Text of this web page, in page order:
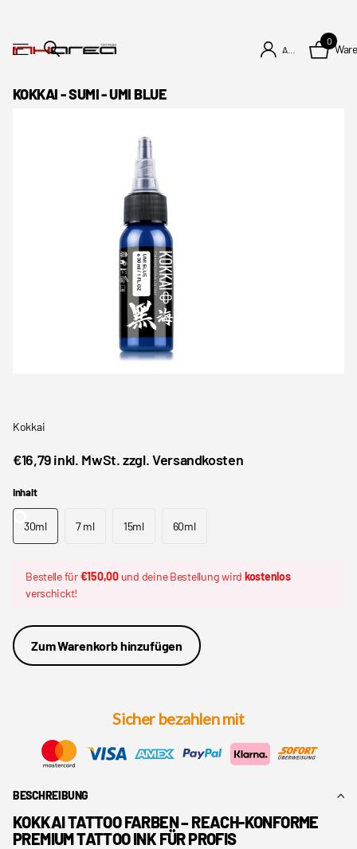
0
KOKKAI - SUMI - UMI BLUE
Kokkai
€16,79 inkl. MwSt. zzgl. Versandkosten
Inhalt
30ml 7 ml 15ml 60ml
Bestelle für€150,00und deine Bestellung wird kostenlos
verschickt!
Zum Warenkorb hinzufügen
Sicher bezahlen mit
BESCHREIBUNG
KOKKAI TATTOO FARBEN – REACH-KONFORME
PREMIUM TATTOO INK FÜR PROFIS